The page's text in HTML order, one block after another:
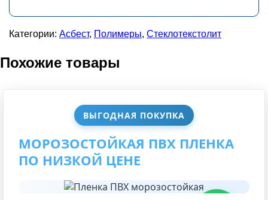
ВЫГОДНАЯ ПОКУПКА
МОРОЗОСТОЙКАЯ ПВХ ПЛЕНКА
ПО НИЗКОЙ ЦЕНЕ
Категории: Асбест, Полимеры, Стеклотекстолит
Похожие товары